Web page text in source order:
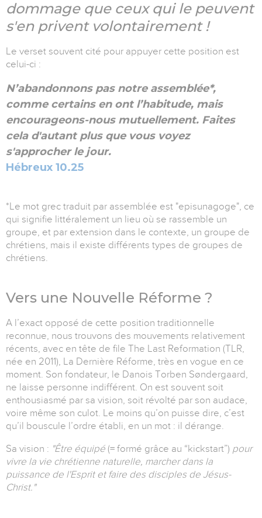
dommage que ceux qui le peuvent
s'en privent volontairement !
Le verset souvent cité pour appuyer cette position est
celui-ci :
N’abandonnons pas notre assemblée*,
comme certains en ont l’habitude, mais
encourageons-nous mutuellement. Faites
cela d'autant plus que vous voyez
s'approcher le jour.
Hébreux 10.25
*Le mot grec traduit par assemblée est "episunagoge", ce
qui signifie littéralement un lieu où se rassemble un
groupe, et par extension dans le contexte, un groupe de
chrétiens, mais il existe différents types de groupes de
chrétiens.
Vers une Nouvelle Réforme ?
A l’exact opposé de cette position traditionnelle
reconnue, nous trouvons des mouvements relativement
récents, avec en tête de file The Last Reformation (TLR,
née en 2011), La Dernière Réforme, très en vogue en ce
moment. Son fondateur, le Danois Torben Søndergaard,
ne laisse personne indifférent. On est souvent soit
enthousiasmé par sa vision, soit révolté par son audace,
voire même son culot. Le moins qu’on puisse dire, c’est
qu’il bouscule l’ordre établi, en un mot : il dérange.
Sa vision : "Être équipé (= formé grâce au “kickstart”) pour
vivre la vie chrétienne naturelle, marcher dans la
puissance de l'Esprit et faire des disciples de Jésus-
Christ."